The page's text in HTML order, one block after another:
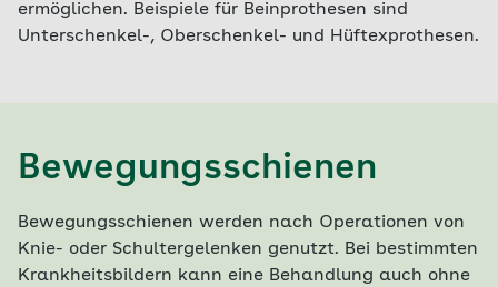
ermöglichen. Beispiele für Beinprothesen sind
Unterschenkel-, Oberschenkel- und Hüftexprothesen.
Bewegungsschienen
Bewegungsschienen werden nach Operationen von
Knie- oder Schultergelenken genutzt. Bei bestimmten
Krankheitsbildern kann eine Behandlung auch ohne